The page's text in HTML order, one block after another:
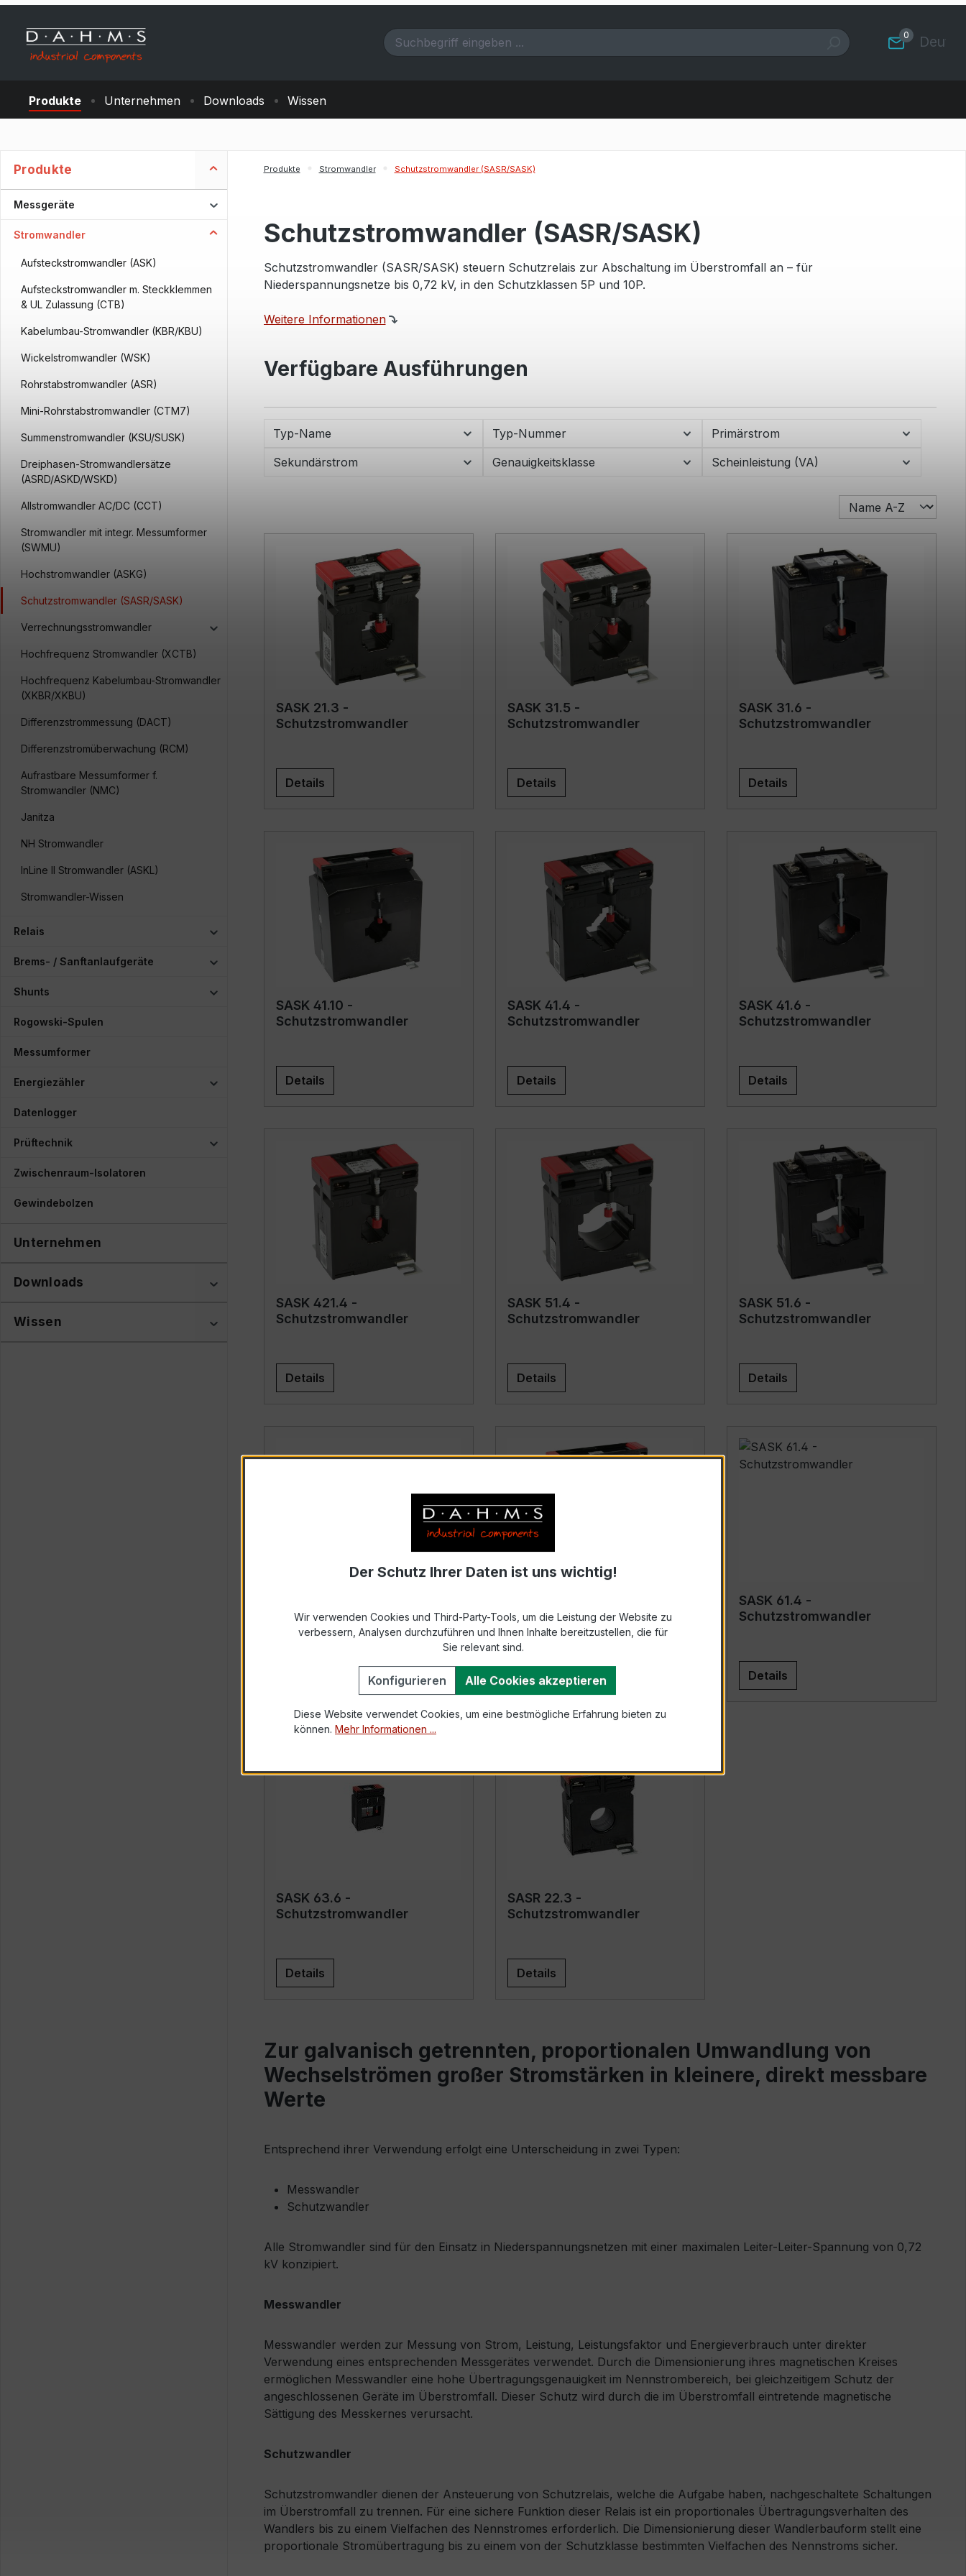
0
Produkte Unternehmen Downloads Wissen
Produkte
Messgeräte
Stromwandler
Aufsteckstromwandler (ASK)
Aufsteckstromwandler m. Steckklemmen
& UL Zulassung (CTB)
Kabelumbau-Stromwandler (KBR/KBU)
Wickelstromwandler (WSK)
Rohrstabstromwandler (ASR)
Mini-Rohrstabstromwandler (CTM7)
Summenstromwandler (KSU/SUSK)
Dreiphasen-Stromwandlersätze
(ASRD/ASKD/WSKD)
Allstromwandler AC/DC (CCT)
Stromwandler mit integr. Messumformer
(SWMU)
Hochstromwandler (ASKG)
Schutzstromwandler (SASR/SASK)
Verrechnungsstromwandler
Hochfrequenz Stromwandler (XCTB)
Hochfrequenz Kabelumbau-Stromwandler
(XKBR/XKBU)
Differenzstrommessung (DACT)
Differenzstromüberwachung (RCM)
Aufrastbare Messumformer f.
Stromwandler (NMC)
Janitza
NH Stromwandler
InLine II Stromwandler (ASKL)
Stromwandler-Wissen
Relais
Brems- / Sanftanlaufgeräte
Shunts
Rogowski-Spulen
Messumformer
Energiezähler
Datenlogger
Prüftechnik
Zwischenraum-Isolatoren
Gewindebolzen
Unternehmen
Downloads
Wissen
Schutzstromwandler (SASR/SASK)
Schutzstromwandler (SASR/SASK)
Schutzstromwandler (SASR/SASK) steuern Schutzrelais zur Abschaltung im Überstromfall an – für
Niederspannungsnetze bis 0,72 kV, in den Schutzklassen 5P und 10P.
Weitere Informationen
Verfügbare Ausführungen
Typ-Name Typ-Nummer
Primärstrom
Sekundärstrom
Genauigkeitsklasse Scheinleistung (VA)
SASK 21.3 -
Schutzstromwandler
Details
SASK 31.5 -
Schutzstromwandler
Details
SASK 31.6 -
Schutzstromwandler
Details
SASK 41.10 -
Schutzstromwandler
Details
SASK 41.4 -
Schutzstromwandler
Details
SASK 41.6 -
Schutzstromwandler
Details
SASK 421.4 -
Schutzstromwandler
Details
SASK 51.4 -
Schutzstromwandler
Details
SASK 51.6 -
Schutzstromwandler
Details
Schutzstromwandler
Schutzstromwandler
Details
SASK 61.4 -
Schutzstromwandler
Details
SASK 63.6 -
Schutzstromwandler
Details
SASR 22.3 -
Schutzstromwandler
Details
Zur galvanisch getrennten, proportionalen Umwandlung von
Wechselströmen großer Stromstärken in kleinere, direkt messbare
Werte
Entsprechend ihrer Verwendung erfolgt eine Unterscheidung in zwei Typen:
Messwandler
Schutzwandler
Alle Stromwandler sind für den Einsatz in Niederspannungsnetzen mit einer maximalen Leiter-Leiter-Spannung von 0,72
kV konzipiert.
Messwandler
Messwandler werden zur Messung von Strom, Leistung, Leistungsfaktor und Energieverbrauch unter direkter
Verwendung eines entsprechenden Messgerätes verwendet. Durch die Dimensionierung ihres magnetischen Kreises
ermöglichen Messwandler eine hohe Übertragungsgenauigkeit im Nennstrombereich, bei gleichzeitigem Schutz der
angeschlossenen Geräte im Überstromfall. Dieser Schutz wird durch die im Überstromfall eintretende magnetische
Sättigung des Messkernes verursacht.
Schutzwandler
Schutzstromwandler dienen der Ansteuerung von Schutzrelais, welche die Aufgabe haben, nachgeschaltete Schaltungen
im Überstromfall zu trennen. Für eine sichere Funktion dieser Relais ist ein proportionales Übertragungsverhalten des
Wandlers bis zu einem Vielfachen des Nennstromes erforderlich. Die Dimensionierung dieser Wandlerbauform stellt eine
proportionale Stromübertragung bis zu einem von der Schutzklasse bestimmten Vielfachen des Nennstroms sicher.
Der Schutz Ihrer Daten ist uns wichtig!
Wir verwenden Cookies und Third-Party-Tools, um die Leistung der Website zu
verbessern, Analysen durchzuführen und Ihnen Inhalte bereitzustellen, die für
Sie relevant sind.
Konfigurieren Alle Cookies akzeptieren
Diese Website verwendet Cookies, um eine bestmögliche Erfahrung bieten zu
können. Mehr Informationen ...